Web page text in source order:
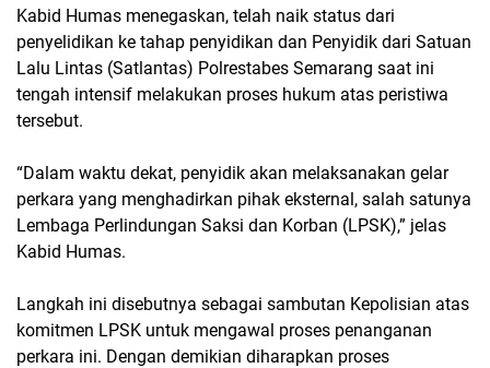
Kabid Humas menegaskan, telah naik status dari
penyelidikan ke tahap penyidikan dan Penyidik dari Satuan
Lalu Lintas (Satlantas) Polrestabes Semarang saat ini
tengah intensif melakukan proses hukum atas peristiwa
tersebut.
“Dalam waktu dekat, penyidik akan melaksanakan gelar
perkara yang menghadirkan pihak eksternal, salah satunya
Lembaga Perlindungan Saksi dan Korban (LPSK),” jelas
Kabid Humas.
Langkah ini disebutnya sebagai sambutan Kepolisian atas
komitmen LPSK untuk mengawal proses penanganan
perkara ini. Dengan demikian diharapkan proses